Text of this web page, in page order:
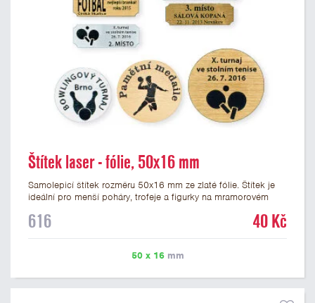
Štítek laser - fólie, 50x16 mm
Samolepicí štítek rozměru 50x16 mm ze zlaté fólie. Štítek je
ideální pro menší poháry, trofeje a figurky na mramorovém
nebo text. U textu doporučujeme maximálně 3 řádky, aby byla
možné přiložit v prvním kroku objednávky.
616 40 Kč
50 x 16mm